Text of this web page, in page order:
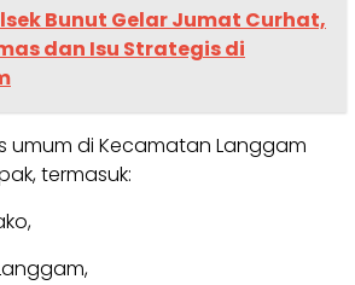
Bunut Gelar Jumat Curhat,
dan Isu Strategis di
umum di Kecamatan Langgam
termasuk: